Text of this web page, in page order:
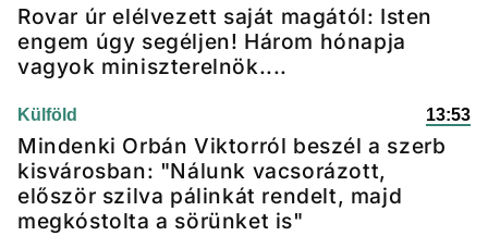
Rovar úr elélvezett saját magától: Isten
engem úgy segéljen! Három hónapja
vagyok miniszterelnök....
Külföld 13:53
Mindenki Orbán Viktorról beszél a szerb
kisvárosban: "Nálunk vacsorázott,
először szilva pálinkát rendelt, majd
megkóstolta a sörünket is"